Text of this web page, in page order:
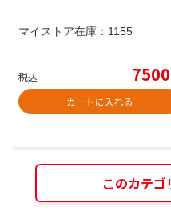
マイストア在庫： 1155
税込 7500
カートに入れる
このカテ